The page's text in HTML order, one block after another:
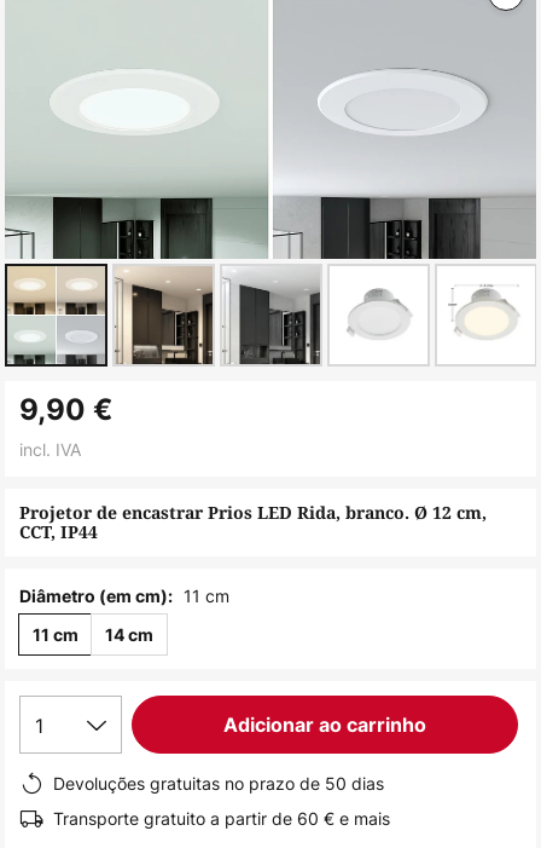
para
da
Galeria
imagens
Projetor de encastrar Prios LED Rida, branco. Ø 12 cm,
CCT, IP44
9,90 €
incl. IVA
Diâmetro (em cm): 11 cm
11 cm 14 cm
1 Adicionar ao carrinho
Devoluções gratuitas no prazo de 50 dias
Transporte gratuito a partir de 60 € e mais